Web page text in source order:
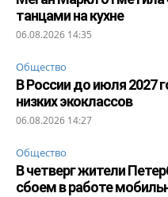
танцами на кухне
06.08.2026 14:35
Общество
В России до июля 2027
низких экоклассов
06.08.2026 14:27
Общество
В четверг жители
сбоем в работе